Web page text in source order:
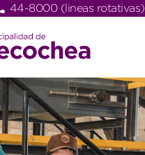
44-8000 (lineas rotativas)